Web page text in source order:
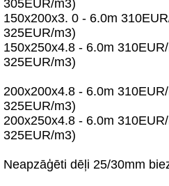
305EUR/m3)
150x200x3. 0 - 6.0m
325EUR/m3)
150x250x4.8 - 6.0m
325EUR/m3)
200x200x4.8 - 6.0m
325EUR/m3)
200x250x4.8 - 6.0m
325EUR/m3)
Neapzāģēti dēļi 25/30mm